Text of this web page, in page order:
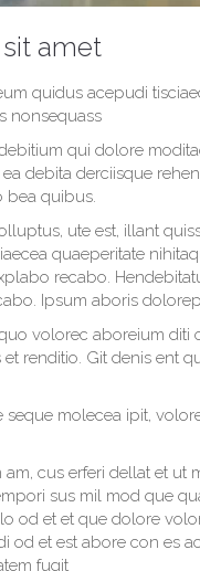
amet
quidus acepudi
nonsequass
qui dolore
debita derciisque
bea quibus.
ute est, illant
quaeperitate
recabo.
Ipsum aboris
volorec aboreium
renditio. Git denis ent
molecea ipit,
cus erferi dellat et
sus mil mod que
od et et que dolore
od et est abore con es
fugit